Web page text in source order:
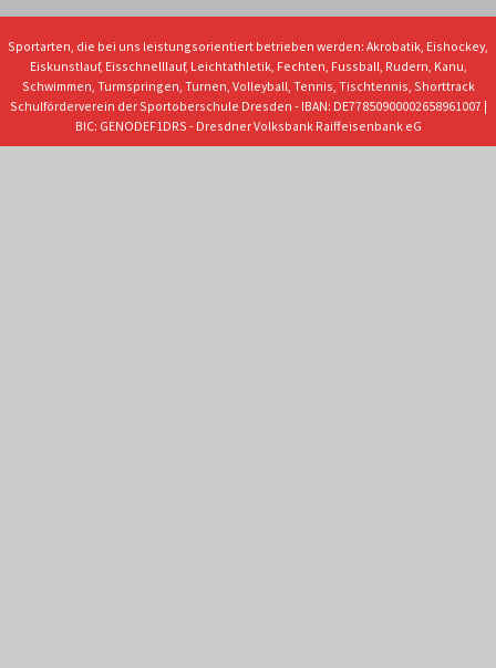
Sportarten, die bei uns leistungsorientiert betrieben werden: Akrobatik, Eishockey,
Eiskunstlauf, Eisschnelllauf, Leichtathletik, Fechten, Fussball, Rudern, Kanu,
Schwimmen, Turmspringen, Turnen, Volleyball, Tennis, Tischtennis, Shorttrack
Schulförderverein der Sportoberschule Dresden - IBAN: DE77850900002658961007 |
BIC: GENODEF1DRS - Dresdner Volksbank Raiffeisenbank eG